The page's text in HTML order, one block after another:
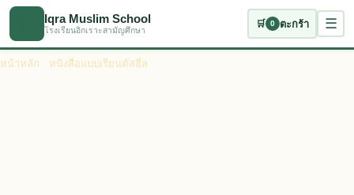
ข้ามไปเนื้อหาหลัก
Iqra Muslim School
โรงเรียนอิกเราะสามัญศึกษา
🛒 0 ตะกร้า ☰
หน้าหลัก หนังสือแบบเรียนตัสฮีล